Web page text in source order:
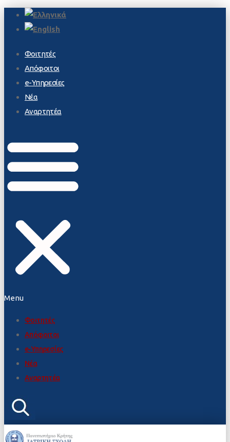
Φοιτητές
Απόφοιτοι
e-Υπηρεσίες
Νέα
Αναρτητέα
Menu
Φοιτητές
Απόφοιτοι
e-Υπηρεσίες
Νέα
Αναρτητέα